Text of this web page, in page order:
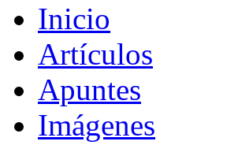
Inicio
Artículos
Apuntes
Imágenes